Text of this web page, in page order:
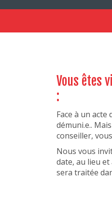
Vous êtes
:
Face à un
démuni.e..
conseiller,
Nous vous
date, au lieu
sera traitée